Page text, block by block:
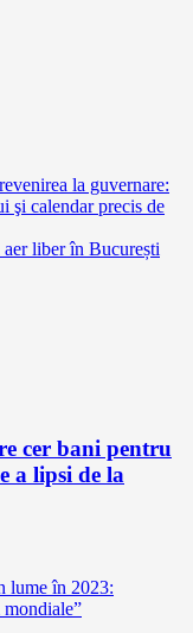
la guvernare:
şi calendar precis de
liber în București
cer bani pentru
a lipsi de la